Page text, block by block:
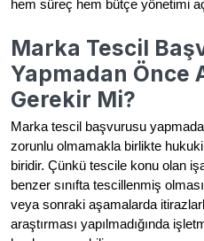
hem süreç hem bütçe yönetimi
Marka Tescil
Yapmadan Önce
Gerekir Mi?
Marka tescil başvurusu
zorunlu olmamakla birlikte
biridir. Çünkü tescile konu olan
benzer sınıfta tescillenmiş
veya sonraki aşamalarda
araştırması yapılmadığında